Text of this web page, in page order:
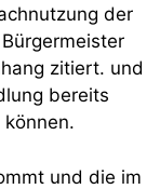
der
zitiert. und
bereits
und die im